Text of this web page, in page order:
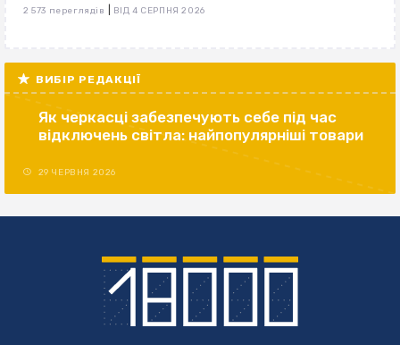
2 573 переглядів ВІД 4 СЕРПНЯ 2026
ВИБІР РЕДАКЦІЇ
Як черкасці забезпечують себе під час
відключень світла: найпопулярніші товари
29 ЧЕРВНЯ 2026